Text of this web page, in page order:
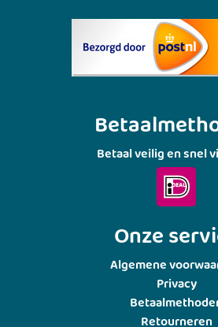
Betaal veilig en snel
Onze
Algemene
Privacy
Retourneren